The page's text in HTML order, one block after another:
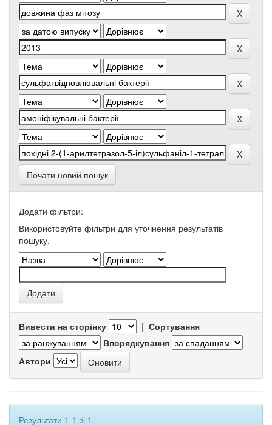
Почати новий пошук
Додати фільтри:
Використовуйте фільтри для уточнення результатів
пошуку.
Вивести на сторінку | Сортування
Впорядкування
Автори
Результати 1-1 зі 1.